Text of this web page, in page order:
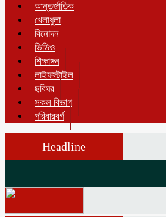
আন্তর্জাতিক
খেলাধুলা
বিনোদন
ভিডিও
শিক্ষাঙ্গন
লাইফস্টাইল
ছবিঘর
সকল বিভাগ
পরিবারবর্গ
Headline